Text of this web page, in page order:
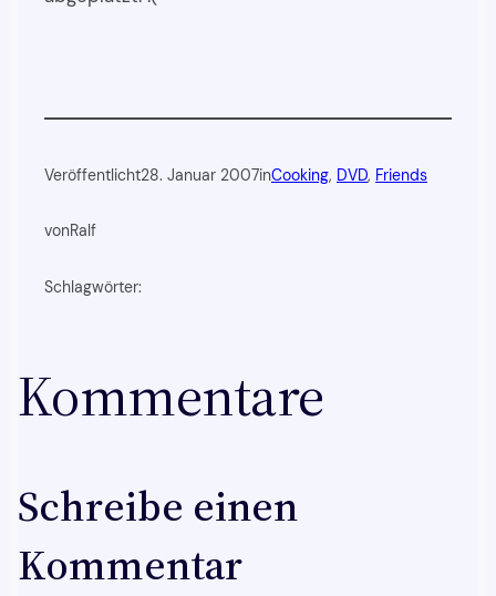
Veröffentlicht28. Januar 2007inCooking, DVD, Friends
vonRalf
Schlagwörter:
Kommentare
Schreibe einen
Kommentar